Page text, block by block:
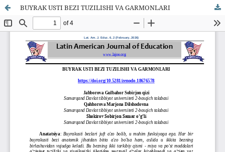
BUYRAK USTI BEZI TUZILISHI VA GARMONLARI